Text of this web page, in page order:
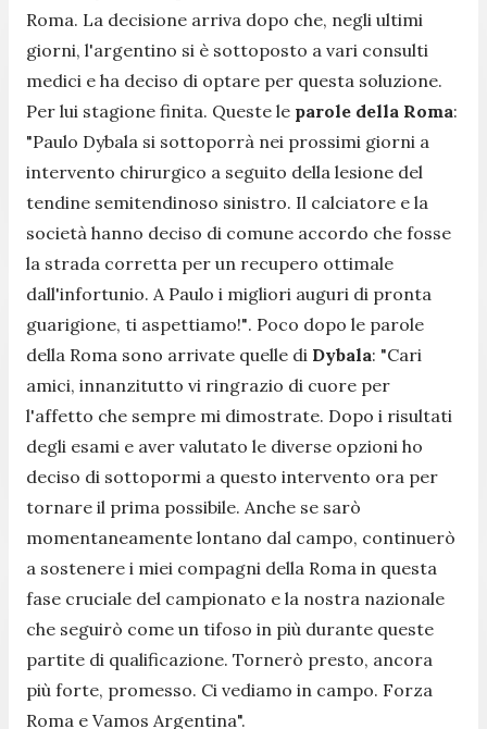
Roma. La decisione arriva dopo che, negli ultimi
giorni, l'argentino si è sottoposto a vari consulti
medici e ha deciso di optare per questa soluzione.
Per lui stagione finita. Queste le parole della Roma:
"Paulo Dybala si sottoporrà nei prossimi giorni a
intervento chirurgico a seguito della lesione del
tendine semitendinoso sinistro. Il calciatore e la
società hanno deciso di comune accordo che fosse
la strada corretta per un recupero ottimale
dall'infortunio. A Paulo i migliori auguri di pronta
guarigione, ti aspettiamo!". Poco dopo le parole
della Roma sono arrivate quelle di Dybala: "Cari
amici, innanzitutto vi ringrazio di cuore per
l'affetto che sempre mi dimostrate. Dopo i risultati
degli esami e aver valutato le diverse opzioni ho
deciso di sottopormi a questo intervento ora per
tornare il prima possibile. Anche se sarò
momentaneamente lontano dal campo, continuerò
a sostenere i miei compagni della Roma in questa
fase cruciale del campionato e la nostra nazionale
che seguirò come un tifoso in più durante queste
partite di qualificazione. Tornerò presto, ancora
più forte, promesso. Ci vediamo in campo. Forza
Roma e Vamos Argentina".